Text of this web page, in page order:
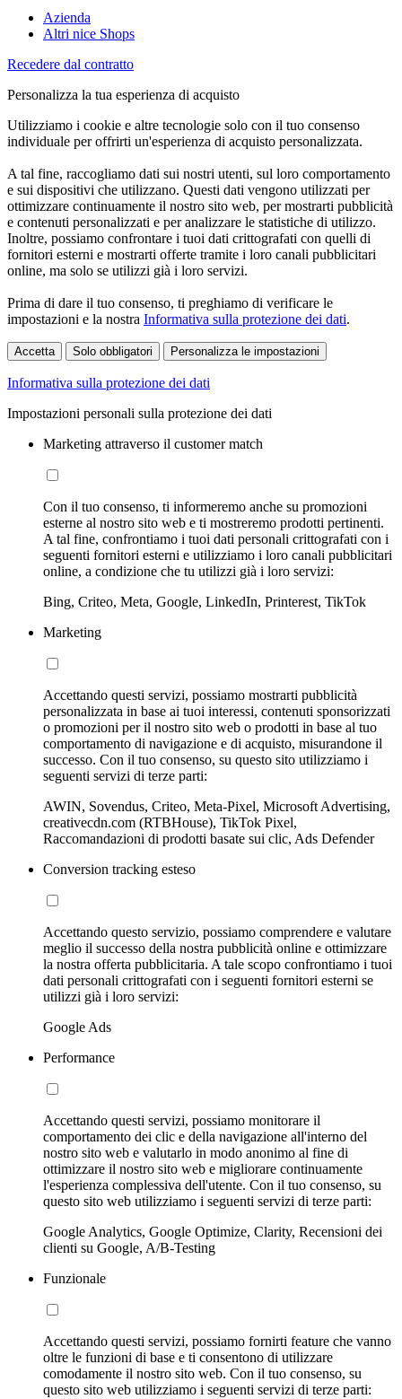
Azienda
Altri nice Shops
Recedere dal contratto
Personalizza la tua esperienza di acquisto
Utilizziamo i cookie e altre tecnologie solo con il tuo consenso
individuale per offrirti un'esperienza di acquisto personalizzata.
A tal fine, raccogliamo dati sui nostri utenti, sul loro comportamento
e sui dispositivi che utilizzano. Questi dati vengono utilizzati per
ottimizzare continuamente il nostro sito web, per mostrarti pubblicità
e contenuti personalizzati e per analizzare le statistiche di utilizzo.
Inoltre, possiamo confrontare i tuoi dati crittografati con quelli di
fornitori esterni e mostrarti offerte tramite i loro canali pubblicitari
online, ma solo se utilizzi già i loro servizi.
Prima di dare il tuo consenso, ti preghiamo di verificare le
impostazioni e la nostra Informativa sulla protezione dei dati.
Accetta Solo obbligatori Personalizza le impostazioni
Informativa sulla protezione dei dati
Impostazioni personali sulla protezione dei dati
Marketing attraverso il customer match
Con il tuo consenso, ti informeremo anche su promozioni
esterne al nostro sito web e ti mostreremo prodotti pertinenti.
A tal fine, confrontiamo i tuoi dati personali crittografati con i
seguenti fornitori esterni e utilizziamo i loro canali pubblicitari
online, a condizione che tu utilizzi già i loro servizi:
Bing, Criteo, Meta, Google, LinkedIn, Printerest, TikTok
Marketing
Accettando questi servizi, possiamo mostrarti pubblicità
personalizzata in base ai tuoi interessi, contenuti sponsorizzati
o promozioni per il nostro sito web o prodotti in base al tuo
comportamento di navigazione e di acquisto, misurandone il
successo. Con il tuo consenso, su questo sito utilizziamo i
seguenti servizi di terze parti:
AWIN, Sovendus, Criteo, Meta-Pixel, Microsoft Advertising,
creativecdn.com (RTBHouse), TikTok Pixel,
Raccomandazioni di prodotti basate sui clic, Ads Defender
Conversion tracking esteso
Accettando questo servizio, possiamo comprendere e valutare
meglio il successo della nostra pubblicità online e ottimizzare
la nostra offerta pubblicitaria. A tale scopo confrontiamo i tuoi
dati personali crittografati con i seguenti fornitori esterni se
utilizzi già i loro servizi:
Google Ads
Performance
Accettando questi servizi, possiamo monitorare il
comportamento dei clic e della navigazione all'interno del
nostro sito web e valutarlo in modo anonimo al fine di
ottimizzare il nostro sito web e migliorare continuamente
l'esperienza complessiva dell'utente. Con il tuo consenso, su
questo sito web utilizziamo i seguenti servizi di terze parti:
Google Analytics, Google Optimize, Clarity, Recensioni dei
clienti su Google, A/B-Testing
Funzionale
Accettando questi servizi, possiamo fornirti feature che vanno
oltre le funzioni di base e ti consentono di utilizzare
comodamente il nostro sito web. Con il tuo consenso, su
questo sito web utilizziamo i seguenti servizi di terze parti: